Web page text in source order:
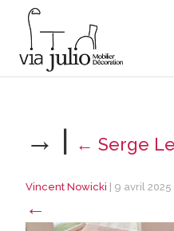
→ | ← Serge
Vincent Nowicki 9 avril 2025
←